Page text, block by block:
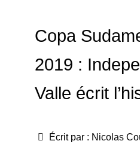
Copa
2019 :
Valle écrit
Écrit par : Nicolas